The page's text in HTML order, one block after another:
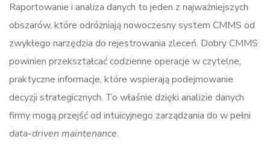
Raportowanie i analiza danych to jeden z najważniejszych
obszarów, które odróżniają nowoczesny system CMMS od
zwykłego narzędzia do rejestrowania zleceń. Dobry CMMS
powinien przekształcać codzienne operacje w czytelne,
praktyczne informacje, które wspierają podejmowanie
decyzji strategicznych. To właśnie dzięki analizie danych
firmy mogą przejść od intuicyjnego zarządzania do w pełni
data-driven maintenance.